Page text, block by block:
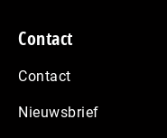
Contact
Contact
Nieuwsbrief